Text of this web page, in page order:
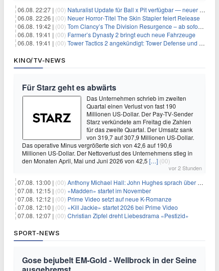
06.08. 22:27 | (00) Naturalist Update für Ball x Pit verfügbar — neuer Content auf allen Plattformen
06.08. 22:26 | (00) Neuer Horror‑Titel The Skin Stapler feiert Release
06.08. 19:42 | (00) Tom Clancy’s The Division Resurgence – ab sofort für euch verfügbar
06.08. 19:41 | (00) Farmer’s Dynasty 2 bringt euch neue Fahrzeuge
06.08. 19:41 | (00) Tower Tactics 2 angekündigt: Tower Defense und Deckbuilding Kombo kehrt zurück
KINO/TV-NEWS
Für Starz geht es abwärts
Das Unternehmen schrieb im zweiten
Quartal einen Verlust von fast 190
Millionen US-Dollar. Der Pay-TV-Sender
Starz verkündete am Freitag die Zahlen
für das zweite Quartal. Der Umsatz sank
von 319,7 auf 307,9 Millionen US-Dollar.
Das operative Minus vergrößerte sich von 42,6 auf 190,6
Millionen US-Dollar. Der Nettoverlust des Unternehmens stieg in
den Monaten April, Mai und Juni 2026 von 42,5 […] (00)
vor 2 Stunden
07.08. 13:00 | (00) Anthony Michael Hall: John Hughes sprach über eine Fortsetzung von 'The Breakfast Club'
07.08. 12:15 | (00) «Madden» startet im November
07.08. 12:12 | (00) Prime Video setzt auf neue K-Romanze
07.08. 12:10 | (00) «Kill Jackie» startet 2026 bei Prime Video
07.08. 12:07 | (00) Christian Zipfel dreht Liebesdrama «Pestizid»
SPORT-NEWS
Gose bejubelt EM-Gold - Wellbrock in der Seine